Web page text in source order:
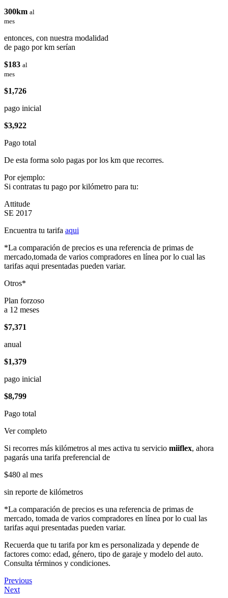
300km al
mes
entonces, con nuestra modalidad
de pago por km serían
$183 al
mes
$1,726
pago inicial
$3,922
Pago total
De esta forma solo pagas por los km que recorres.
Por ejemplo:
Si contratas tu pago por kilómetro para tu:
Attitude
SE 2017
Encuentra tu tarifa aqui
*La comparación de precios es una referencia de primas de
mercado,tomada de varios compradores en línea por lo cual las
tarifas aqui presentadas pueden variar.
Otros*
Plan forzoso
a 12 meses
$7,371
anual
$1,379
pago inicial
$8,799
Pago total
Ver completo
Si recorres más kilómetros al mes activa tu servicio miiflex, ahora
pagarás una tarifa preferencial de
$480 al mes
sin reporte de kilómetros
*La comparación de precios es una referencia de primas de
mercado, tomada de varios compradores en línea por lo cual las
tarifas aqui presentadas pueden variar.
Recuerda que tu tarifa por km es personalizada y depende de
factores como: edad, género, tipo de garaje y modelo del auto.
Consulta términos y condiciones.
Previous
Next